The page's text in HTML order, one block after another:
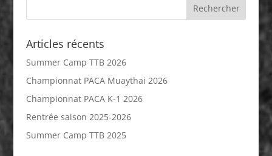
Articles récents
Summer Camp TTB 2026
Championnat PACA Muaythai 2026
Championnat PACA K-1 2026
Rentrée saison 2025-2026
Summer Camp TTB 2025